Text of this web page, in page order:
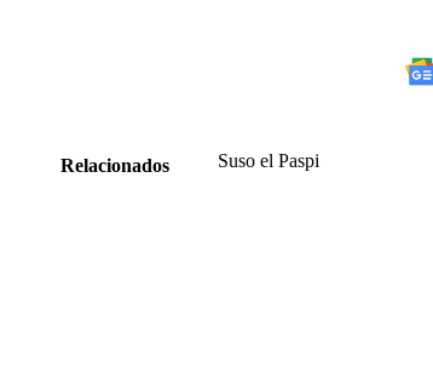
Relacionados Suso el Paspi